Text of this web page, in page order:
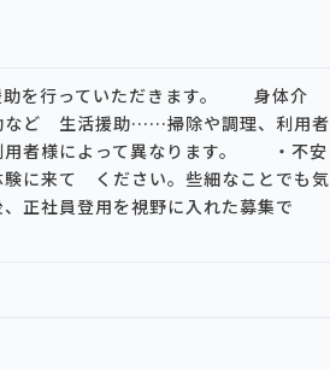
助を行っていただきます。 身体介
など 生活援助……掃除や調理、利用者
者様によって異なります。 ・不安
験に来て ください。些細なことでも気
正社員登用を視野に入れた募集で